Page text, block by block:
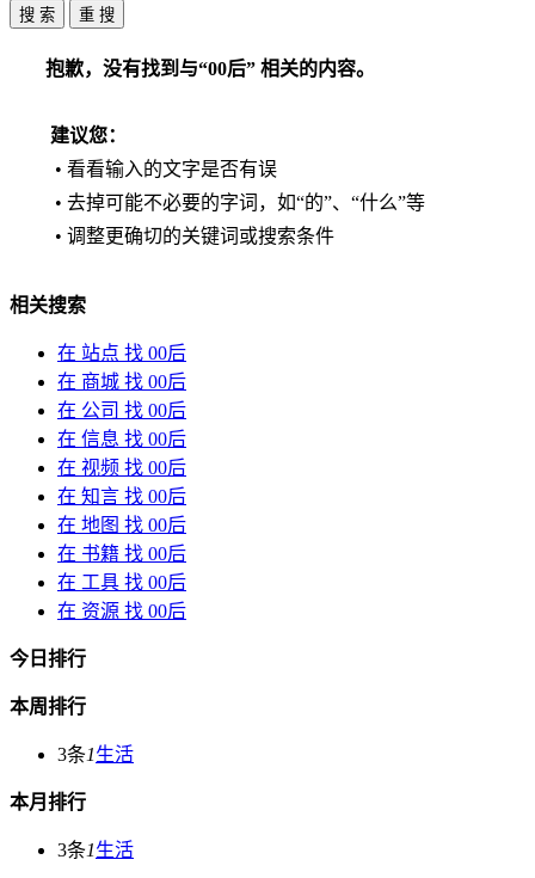
抱歉，没有找到与“00后” 相关的内容。
建议您：
• 看看输入的文字是否有误
• 去掉可能不必要的字词，如“的”、“什么”等
• 调整更确切的关键词或搜索条件
相关搜索
在 站点 找 00后
在 商城 找 00后
在 公司 找 00后
在 信息 找 00后
在 视频 找 00后
在 知言 找 00后
在 地图 找 00后
在 书籍 找 00后
在 工具 找 00后
在 资源 找 00后
今日排行
本周排行
3条1生活
本月排行
3条1生活